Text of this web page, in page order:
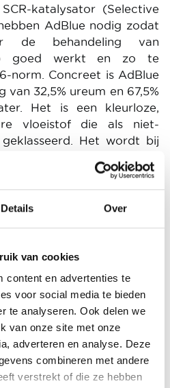
Details Over
van cookies
content en advertenties te
voor social media te bieden
te analyseren. Ook delen we
van onze site met onze
adverteren en analyse. Deze
combineren met andere
verstrekt of die ze hebben
katalysator (Selective
AdBlue nodig zodat
de behandeling van
goed werkt en zo te
norm. Concreet is AdBlue
van 32,5% ureum en 67,5%
Het is een kleurloze,
vloeistof die als niet-
Het wordt bij
beurt stikstofoxiden
en waterdamp, twee
kleine extra tanks die op
bijgevuld moeten
op het
geeft aan wanneer de
minder dan 3.000km
op een AdBlue-
tussen 1 en 2 liter per